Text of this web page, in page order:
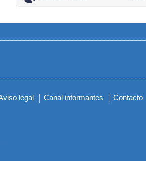
legal Canal informantes Contacto